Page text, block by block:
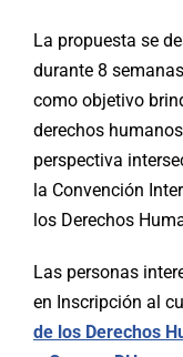
La propuesta se
durante 8
como objetivo
derechos
perspectiva
la Convención
los Derechos
Las personas
en Inscripción al
de los Derechos